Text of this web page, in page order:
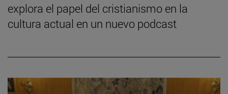
explora el papel del cristianismo en la
cultura actual en un nuevo podcast